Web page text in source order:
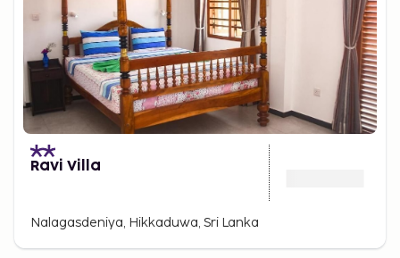
Ravi Villa
Nalagasdeniya, Hikkaduwa, Sri Lanka